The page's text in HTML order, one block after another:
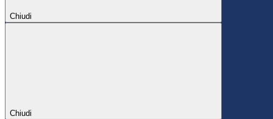
Chiudi
Chiudi